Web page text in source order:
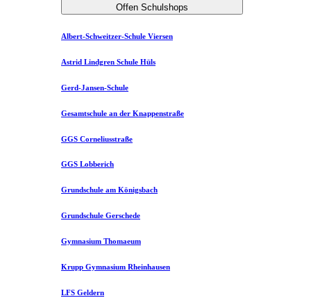
Offen Schulshops
Albert-Schweitzer-Schule Viersen
Astrid Lindgren Schule Hüls
Gerd-Jansen-Schule
Gesamtschule an der Knappenstraße
GGS Corneliusstraße
GGS Lobberich
Grundschule am Königsbach
Grundschule Gerschede
Gymnasium Thomaeum
Krupp Gymnasium Rheinhausen
LFS Geldern